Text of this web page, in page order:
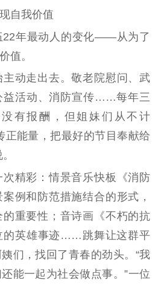
自我价值
年最动人的变化——从为了
值。
动走出去。敬老院慰问、武
益活动、消防宣传……每年三
有报酬，但姐妹们从不计
正能量，把最好的节目奉献给
精彩：情景音乐快板《消防
例和防范措施结合的形式，
重要性；音诗画《不朽的抗
的英雄事迹……跳舞让这群平
们，找回了青春的劲头。“我
能一起为社会做点事。”一位